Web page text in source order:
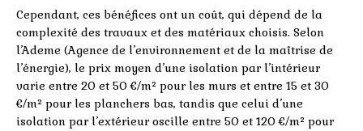
Cependant, ces bénéfices ont un coût, qui dépend de la
complexité des travaux et des matériaux choisis. Selon
l’Ademe (Agence de l’environnement et de la maîtrise de
l’énergie), le prix moyen d’une isolation par l’intérieur
varie entre 20 et 50 €/m² pour les murs et entre 15 et 30
€/m² pour les planchers bas, tandis que celui d’une
isolation par l’extérieur oscille entre 50 et 120 €/m² pour